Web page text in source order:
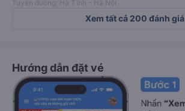
Tuyến đường: Hà Tĩnh - Hà Nội
Xem tất cả 200 đánh giá
Hướng dẫn đặt vé